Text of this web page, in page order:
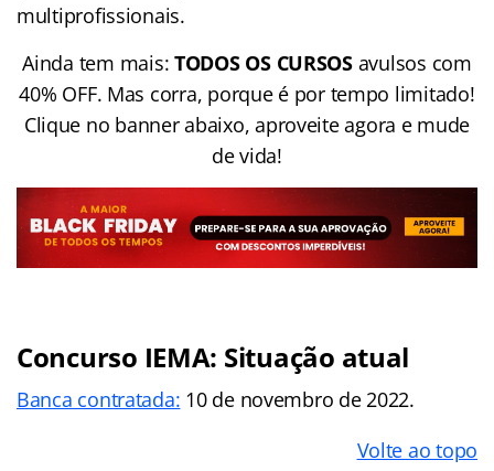
multiprofissionais.
Ainda tem mais: TODOS OS CURSOSavulsos com
40% OFF. Mas corra, porque é por tempo limitado!
Clique no banner abaixo, aproveite agora e mude
de vida!
Concurso IEMA: Situação atual
Banca contratada: 10 de novembro de 2022.
Volte ao topo